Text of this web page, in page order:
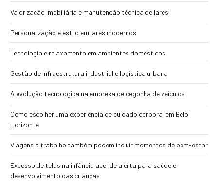
Valorização imobiliária e manutenção técnica de lares
Personalização e estilo em lares modernos
Tecnologia e relaxamento em ambientes domésticos
Gestão de infraestrutura industrial e logística urbana
A evolução tecnológica na empresa de cegonha de veículos
Como escolher uma experiência de cuidado corporal em Belo
Horizonte
Viagens a trabalho também podem incluir momentos de bem-estar
Excesso de telas na infância acende alerta para saúde e
desenvolvimento das crianças